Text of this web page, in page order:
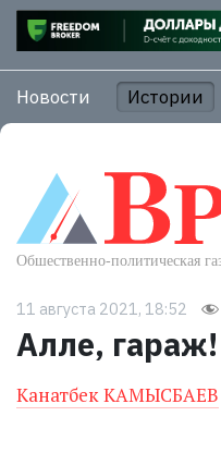
Новости Истории
11 августа 2021, 18:52
Алле, гараж!
Канатбек КАМЫСБАЕВ